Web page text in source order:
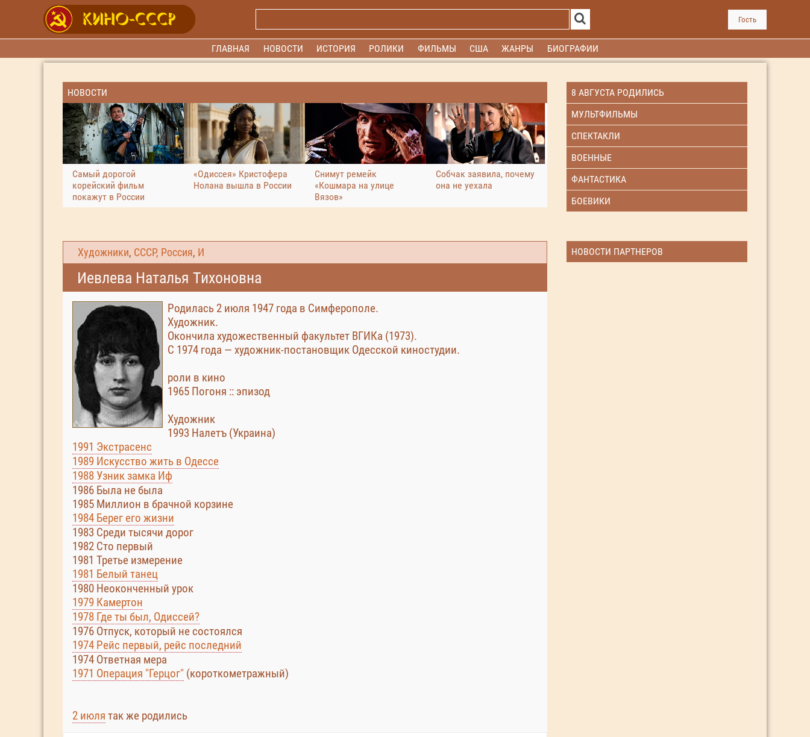
Гость
ГЛАВНАЯ НОВОСТИ ИСТОРИЯ РОЛИКИ ФИЛЬМЫ США ЖАНРЫ БИОГРАФИИ
НОВОСТИ
Самый дорогой
корейский фильм
покажут в России
«Одиссея» Кристофера
Нолана вышла в России
Снимут ремейк
«Кошмара на улице
Вязов»
Собчак заявила, почему
она не уехала
8 АВГУСТА РОДИЛИСЬ
МУЛЬТФИЛЬМЫ
СПЕКТАКЛИ
ВОЕННЫЕ
ФАНТАСТИКА
БОЕВИКИ
Художники, СССР, Россия, И
Иевлева Наталья Тихоновна
Родилась 2 июля 1947 года в Симферополе.
Художник.
Окончила художественный факультет ВГИКа (1973).
С 1974 года — художник-постановщик Одесской киностудии.
роли в кино
1965 Погоня :: эпизод
Художник
1993 Налетъ (Украина)
1991 Экстрасенс
1989 Искусство жить в Одессе
1988 Узник замка Иф
1986 Была не была
1985 Миллион в брачной корзине
1984 Берег его жизни
1983 Среди тысячи дорог
1982 Сто первый
1981 Третье измерение
1981 Белый танец
1980 Неоконченный урок
1979 Камертон
1978 Где ты был, Одиссей?
1976 Отпуск, который не состоялся
1974 Рейс первый, рейс последний
1974 Ответная мера
1971 Операция "Герцог" (короткометражный)
2 июля так же родились
НОВОСТИ ПАРТНЕРОВ